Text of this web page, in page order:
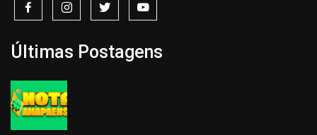
Últimas Postagens